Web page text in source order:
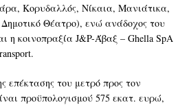
Κορυδαλλός, Νίκαια, Μανιάτικα,
Θέατρο), ενώ ανάδοχος του
η κοινοπραξία J&P-Άβαξ – Ghella SpA
επέκτασης του μετρό προς τον
προϋπολογισμού 575 εκατ. ευρώ,